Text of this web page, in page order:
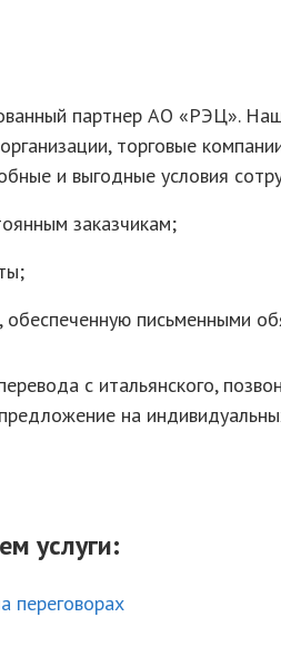
партнер АО «РЭЦ».
торговые
и выгодные условия
заказчикам;
письменными
с итальянского,
на
услуги:
переговорах